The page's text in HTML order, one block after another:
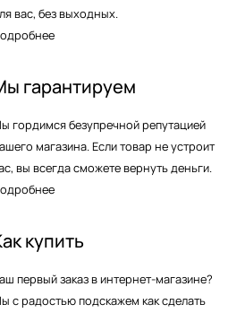
вас, без выходных.
гарантируем
гордимся безупречной репутацией
магазина. Если товар не устроит
вы всегда сможете вернуть деньги.
купить
первый заказ в интернет-магазине?
с радостью подскажем как сделать